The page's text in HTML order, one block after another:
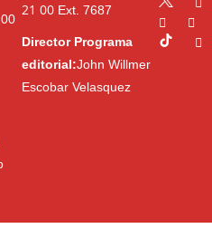
21 00Ext. 7687
Director Programa
editorial:John Willmer
Escobar Velasquez